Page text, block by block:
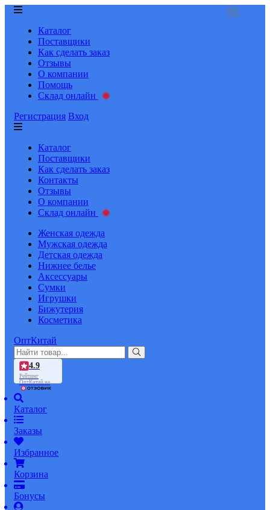
Каталог
Поставщики
Как сделать заказ
Отзывы
О компании
Помощь
Склад онлайн
Регистрация Вход
Каталог
Поставщики
Как сделать заказ
Контакты
Отзывы
О компании
Склад онлайн
Женская одежда
Мужская одежда
Детская одежда
Нижнее белье
Аксессуары
Сумки
Игрушки
Бижутерия
Косметика
ОптКитай
4.9
Рейтинг
ОптКитай на
Каталог
Заказы
Избранное
Корзина
Бонусы